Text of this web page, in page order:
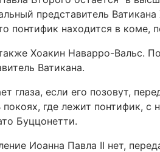
представитель
понтифик находится в коме,
Хоакин Наварро-Вальс.
Ватикана.
глаза, если его позовут,
где лежит понтифик, с
Буццонетти.
Иоанна Павла II нет,